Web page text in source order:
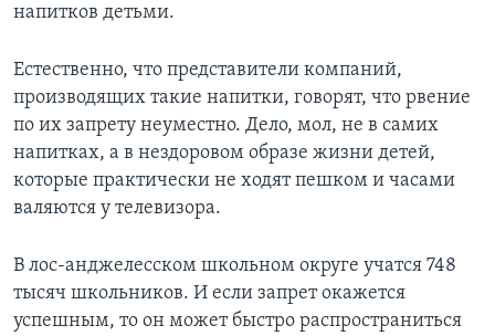
напитков детьми.
Естественно, что представители компаний,
производящих такие напитки, говорят, что рвение
по их запрету неуместно. Дело, мол, не в самих
напитках, а в нездоровом образе жизни детей,
которые практически не ходят пешком и часами
валяются у телевизора.
В лос-анджелесском школьном округе учатся 748
тысяч школьников. И если запрет окажется
успешным, то он может быстро распространиться